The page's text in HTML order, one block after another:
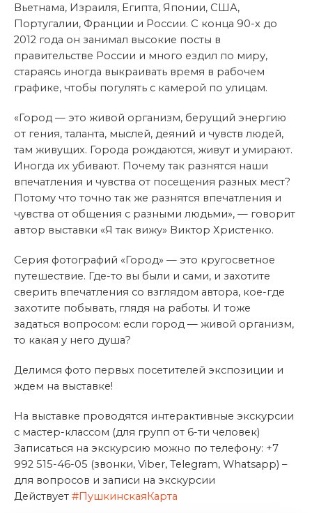
Вьетнама, Израиля, Египта, Японии, США,
Португалии, Франции и России. С конца 90-х до
2012 года он занимал высокие посты в
правительстве России и много ездил по миру,
стараясь иногда выкраивать время в рабочем
графике, чтобы погулять с камерой по улицам.
«Город — это живой организм, берущий энергию
от гения, таланта, мыслей, деяний и чувств людей,
там живущих. Города рождаются, живут и умирают.
Иногда их убивают. Почему так разнятся наши
впечатления и чувства от посещения разных мест?
Потому что точно так же разнятся впечатления и
чувства от общения с разными людьми», — говорит
автор выставки «Я так вижу» Виктор Христенко.
Серия фотографий «Город» — это кругосветное
путешествие. Где-то вы были и сами, и захотите
сверить впечатления со взглядом автора, кое-где
захотите побывать, глядя на работы. И тоже
задаться вопросом: если город — живой организм,
то какая у него душа?
Делимся фото первых посетителей экспозиции и
ждем на выставке!
На выставке проводятся интерактивные экскурсии
с мастер-классом (для групп от 6-ти человек)
Записаться на экскурсию можно по телефону: +7
992 515-46-05 (звонки, Viber, Telegram, Whatsapp) –
для вопросов и записи на экскурсии
Действует #ПушкинскаяКарта